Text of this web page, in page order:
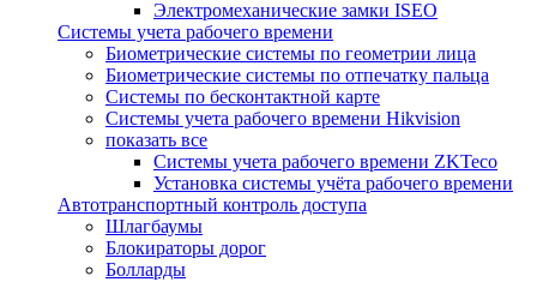
Электромеханические замки ISEO
Системы учета рабочего времени
Биометрические системы по геометрии лица
Биометрические системы по отпечатку пальца
Системы по бесконтактной карте
Системы учета рабочего времени Hikvision
показать все
Системы учета рабочего времени ZKTeco
Установка системы учёта рабочего времени
Автотранспортный контроль доступа
Шлагбаумы
Блокираторы дорог
Болларды